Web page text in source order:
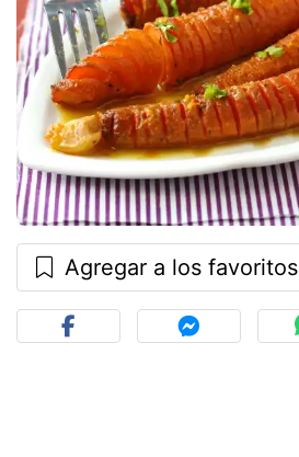
Agregar a los favoritos